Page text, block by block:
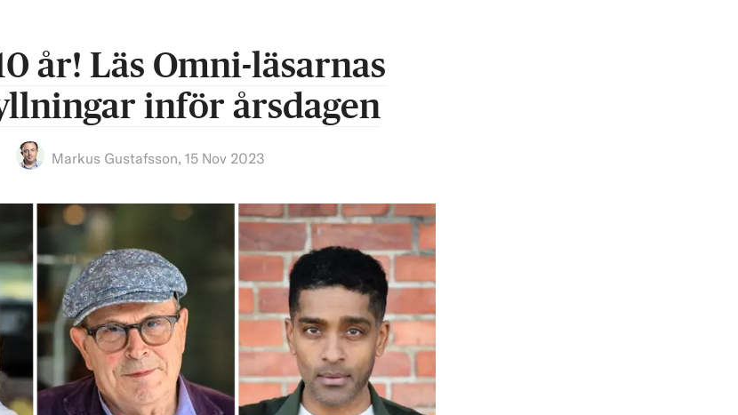
år! Läs Omni-läsarnas
inför årsdagen
Markus Gustafsson, 15 Nov 2023